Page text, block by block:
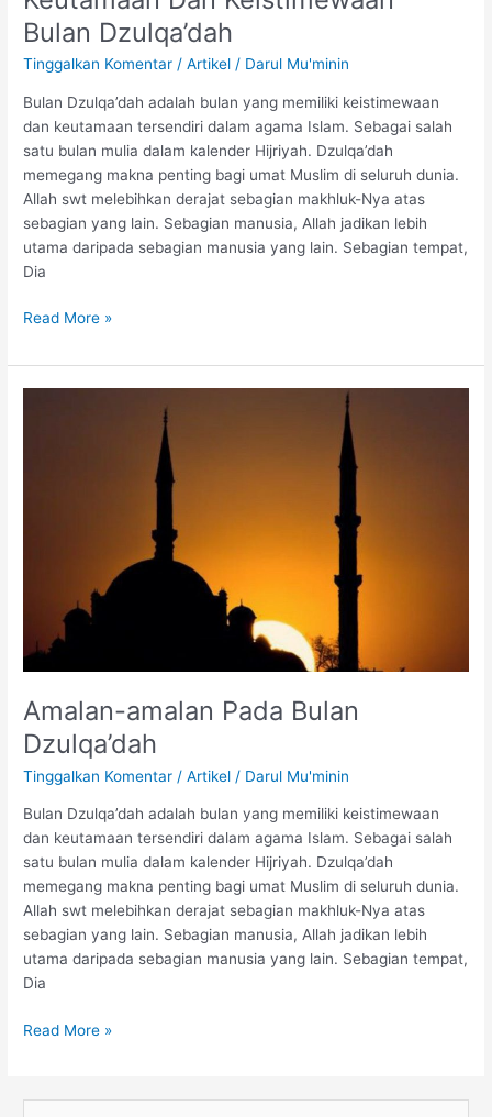
Bulan Dzulqa’dah
Tinggalkan Komentar /Artikel / Darul Mu'minin
Bulan Dzulqa’dah adalah bulan yang memiliki keistimewaan
dan keutamaan tersendiri dalam agama Islam. Sebagai salah
satu bulan mulia dalam kalender Hijriyah. Dzulqa’dah
memegang makna penting bagi umat Muslim di seluruh dunia.
Allah swt melebihkan derajat sebagian makhluk-Nya atas
sebagian yang lain. Sebagian manusia, Allah jadikan lebih
utama daripada sebagian manusia yang lain. Sebagian tempat,
Dia
Read More »
Amalan-amalan Pada Bulan
Dzulqa’dah
Tinggalkan Komentar /Artikel / Darul Mu'minin
Bulan Dzulqa’dah adalah bulan yang memiliki keistimewaan
dan keutamaan tersendiri dalam agama Islam. Sebagai salah
satu bulan mulia dalam kalender Hijriyah. Dzulqa’dah
memegang makna penting bagi umat Muslim di seluruh dunia.
Allah swt melebihkan derajat sebagian makhluk-Nya atas
sebagian yang lain. Sebagian manusia, Allah jadikan lebih
utama daripada sebagian manusia yang lain. Sebagian tempat,
Dia
Read More »
InstagramYouTube WhatsApp